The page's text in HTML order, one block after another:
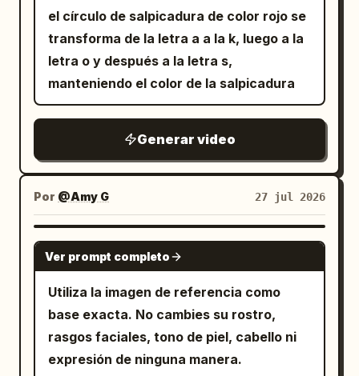
hermosamente. Todo el video transmite
una vibra positiva y estimulante.
Simultáneamente al inicio del video, la
imagen adjunta aparece en el centro de
escala vigorosamente y repite
rítmicamente el movimiento de
expansión -> contracción -> expansión.
Acompañando a la animación dinámica,
luz dorada y destellos se dispersan
alrededor. Luego, la imagen gira 360
grados rápidamente sobre su centro,
rotación 3D (giro de tarjeta) a lo largo
del eje Y. La cámara también se mueve
ligeramente hacia adelante y hacia atrás
para crear profundidad. Luz similar a
el círculo de salpicadura de color rojo se
transforma de la letra a a la k, luego a la
letra o y después a la letra s,
manteniendo el color de la salpicadura
Generar video
Por @Amy G 27 jul 2026
GEMINI-OMNI
Ver prompt completo
Utiliza la imagen de referencia como
base exacta. No cambies su rostro,
rasgos faciales, tono de piel, cabello ni
expresión de ninguna manera.